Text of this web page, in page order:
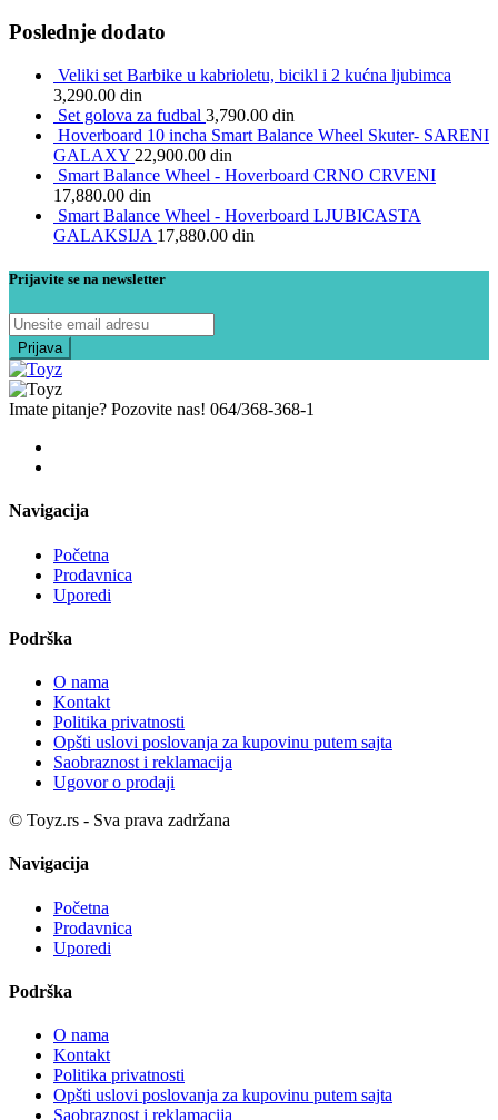
Poslednje dodato
Veliki set Barbike u kabrioletu, bicikl i 2 kućna ljubimca
3,290.00 din
Set golova za fudbal 3,790.00 din
Hoverboard 10 incha Smart Balance Wheel Skuter- SARENI
GALAXY 22,900.00 din
Smart Balance Wheel - Hoverboard CRNO CRVENI
17,880.00 din
Smart Balance Wheel - Hoverboard LJUBICASTA
GALAKSIJA 17,880.00 din
Prijavite se na newsletter
Imate pitanje? Pozovite nas! 064/368-368-1
Navigacija
Početna
Prodavnica
Uporedi
Podrška
O nama
Kontakt
Politika privatnosti
Opšti uslovi poslovanja za kupovinu putem sajta
Saobraznost i reklamacija
Ugovor o prodaji
© Toyz.rs - Sva prava zadržana
Navigacija
Početna
Prodavnica
Uporedi
Podrška
O nama
Kontakt
Politika privatnosti
Opšti uslovi poslovanja za kupovinu putem sajta
Saobraznost i reklamacija